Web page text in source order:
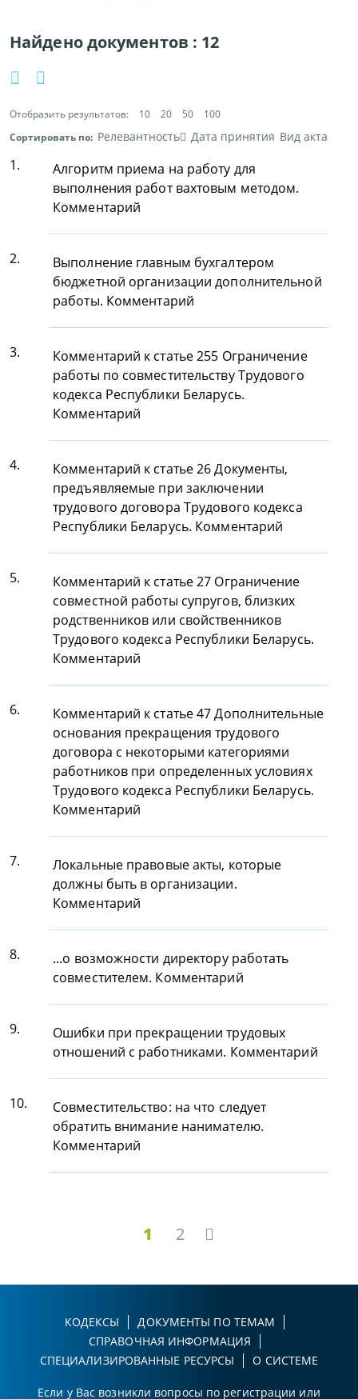
Найдено документов : 12
Отобразить результатов: 10 20 50
100
Сортировать по: Релевантность Дата принятия Вид акта
1.
Алгоритм приема на работу для
выполнения работ вахтовым методом.
Комментарий
2.
Выполнение главным бухгалтером
бюджетной организации дополнительной
работы. Комментарий
3.
Комментарий к статье 255 Ограничение
работы по совместительству Трудового
кодекса Республики Беларусь.
Комментарий
4.
Комментарий к статье 26 Документы,
предъявляемые при заключении
трудового договора Трудового кодекса
Республики Беларусь. Комментарий
5.
Комментарий к статье 27 Ограничение
совместной работы супругов, близких
родственников или свойственников
Трудового кодекса Республики Беларусь.
Комментарий
6.
Комментарий к статье 47 Дополнительные
основания прекращения трудового
договора с некоторыми категориями
работников при определенных условиях
Трудового кодекса Республики Беларусь.
Комментарий
7.
Локальные правовые акты, которые
должны быть в организации.
Комментарий
8.
...о возможности директору работать
совместителем. Комментарий
9.
Ошибки при прекращении трудовых
отношений с работниками. Комментарий
10.
Совместительство: на что следует
обратить внимание нанимателю.
Комментарий
1 2
КОДЕКСЫ
ДОКУМЕНТЫ ПО ТЕМАМ
СПРАВОЧНАЯ ИНФОРМАЦИЯ
СПЕЦИАЛИЗИРОВАННЫЕ РЕСУРСЫ
О СИСТЕМЕ
Если у Вас возникли вопросы по регистрации или